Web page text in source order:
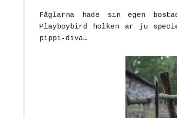
Fåglarna hade sin egen
Playboybird holken är ju
pippi-diva…